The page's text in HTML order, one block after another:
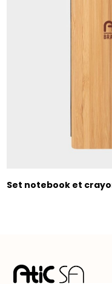
Set notebook et